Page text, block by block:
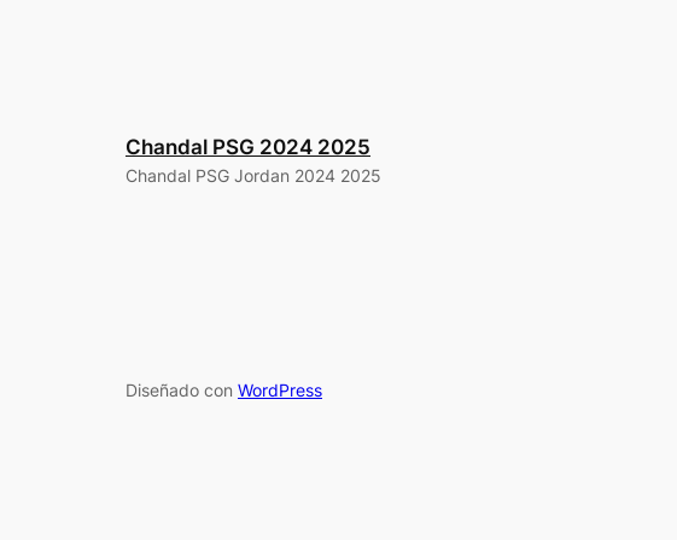
Chandal PSG 2024 2025
Chandal PSG Jordan 2024 2025
Diseñado con WordPress